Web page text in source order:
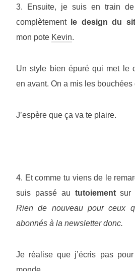
3. Ensuite, je suis en train de
complètement
le design du
mon pote Kevin.
Un style bien épuré qui met le
en avant. On a mis les bouchées
J’espère que ça va te plaire.
4. Et comme tu viens de le
suis passé au tutoiementsur
Rien de nouveau pour ceux
abonnés à la newsletter donc.
Je réalise que j’écris pas